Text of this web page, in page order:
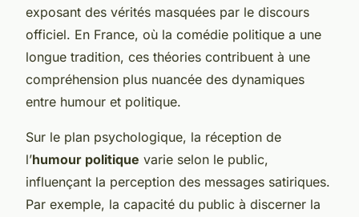
exposant des vérités masquées par le discours
officiel. En France, où la comédie politique a une
longue tradition, ces théories contribuent à une
compréhension plus nuancée des dynamiques
entre humour et politique.
Sur le plan psychologique, la réception de
l’humour politique varie selon le public,
influençant la perception des messages satiriques.
Par exemple, la capacité du public à discerner la